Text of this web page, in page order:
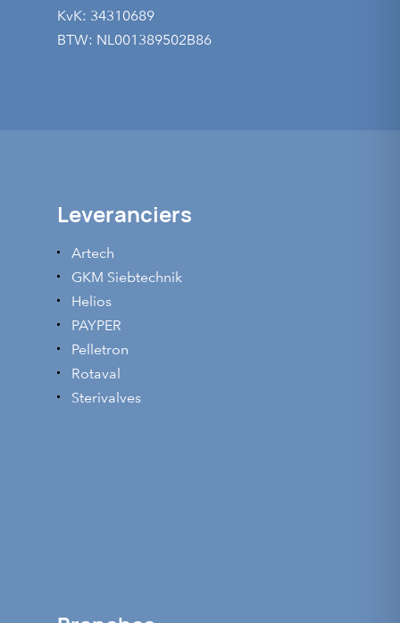
KvK: 34310689
BTW: NL001389502B86
Leveranciers
Artech
GKM Siebtechnik
Helios
PAYPER
Pelletron
Rotaval
Sterivalves